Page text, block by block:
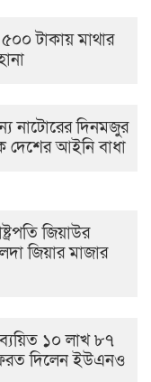
টাকায় মাথার
নাটোরের দিনমজুর
দেশের আইনি বাধা
জিয়াউর
জিয়ার মাজার
১০ লাখ ৮৭
দিলেন ইউএনও